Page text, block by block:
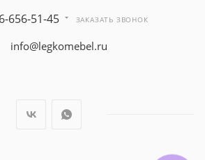
656-51-45 ЗАКАЗАТЬ ЗВОНОК
info@legkomebel.ru